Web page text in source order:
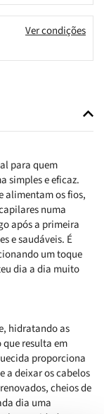
Ver condições
para quem
simples e eficaz.
alimentam os fios,
numa
após a primeira
e saudáveis. É
um toque
dia a dia muito
hidratando as
resulta em
proporciona
a deixar os cabelos
cheios de
dia uma